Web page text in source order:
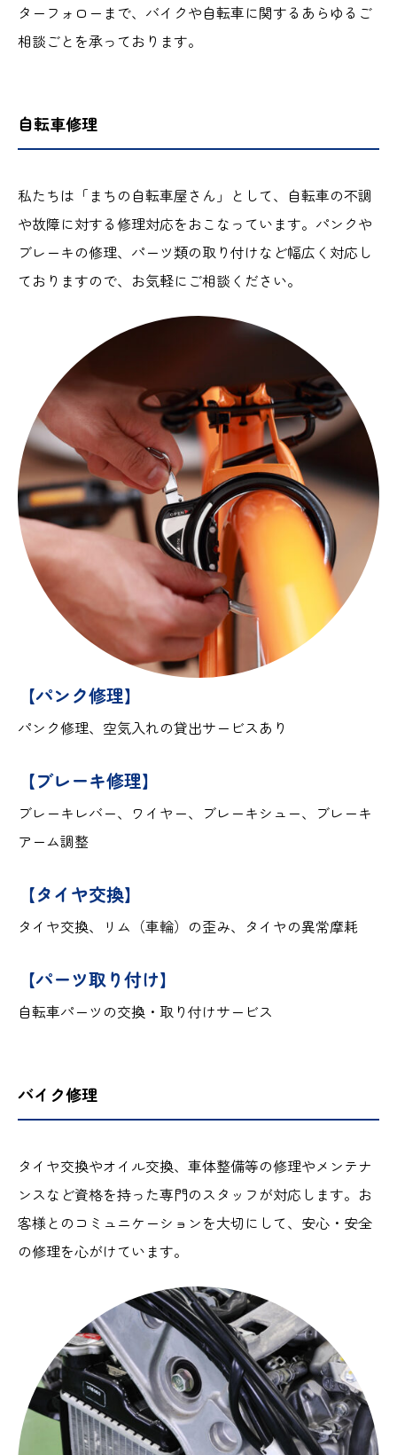
ターフォローまで、バイクや自転車に関するあらゆるご
相談ごとを承っております。
自転車修理
私たちは「まちの自転車屋さん」として、自転車の不調
や故障に対する修理対応をおこなっています。パンクや
ブレーキの修理、パーツ類の取り付けなど幅広く対応し
ておりますので、お気軽にご相談ください。
【パンク修理】
パンク修理、空気入れの貸出サービスあり
【ブレーキ修理】
ブレーキレバー、ワイヤー、ブレーキシュー、ブレーキ
アーム調整
【タイヤ交換】
タイヤ交換、リム（車輪）の歪み、タイヤの異常摩耗
【パーツ取り付け】
自転車パーツの交換・取り付けサービス
バイク修理
タイヤ交換やオイル交換、車体整備等の修理やメンテナ
ンスなど資格を持った専門のスタッフが対応します。お
客様とのコミュニケーションを大切にして、安心・安全
の修理を心がけています。